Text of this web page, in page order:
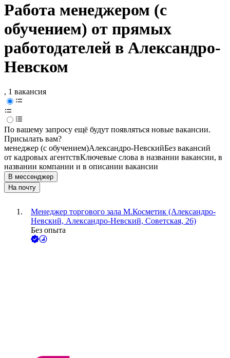
Работа менеджером (с
обучением) от прямых
работодателей в Александро-
Невском
, 1 вакансия
По вашему запросу ещё будут появляться новые вакансии.
Присылать вам?
менеджер (с обучением)Александро-НевскийБез вакансий
от кадровых агентствКлючевые слова в названии вакансии, в
названии компании и в описании вакансии
В мессенджер
На почту
Менеджер торгового зала М.Косметик (Александро-
Невский, Александро-Невский, Советская, 26)
Без опыта